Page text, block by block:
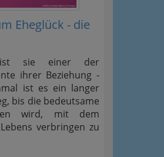
Eheglück - die
sie einer der
ihrer Beziehung -
ist es ein langer
bis die bedeutsame
wird, mit dem
verbringen zu